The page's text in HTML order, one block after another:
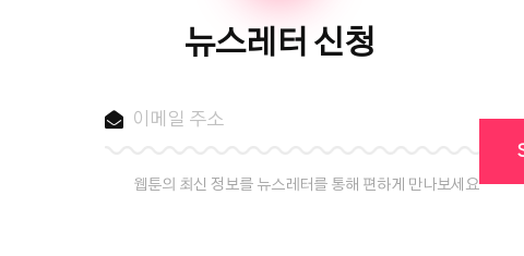
뉴스레터 신청
웹툰의 최신 정보를 뉴스레터를 통해 편하게 만나보세요